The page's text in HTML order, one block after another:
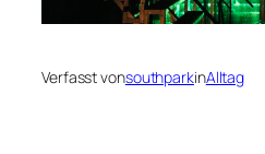
Verfasst vonsouthparkinAlltag